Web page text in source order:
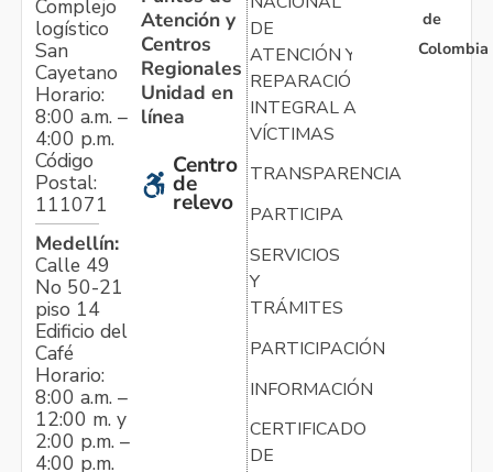
Complejo
logístico
San
Cayetano
Horario:
8:00 a.m. –
4:00 p.m.
Código
Postal:
111071
Medellín:
Calle 49
No 50-21
piso 14
Edificio del
Café
Horario:
8:00 a.m. –
12:00 m. y
2:00 p.m. –
4:00 p.m.
Atención y
Centros
Regionales
Unidad en
línea
Centro
de
relevo
DE
ATENCIÓN Y
REPARACIÓN
INTEGRAL A
VÍCTIMAS
TRANSPARENCIA
PARTICIPA
SERVICIOS
Y
TRÁMITES
PARTICIPACIÓN
INFORMACIÓN
CERTIFICADO
DE
de
Colombia